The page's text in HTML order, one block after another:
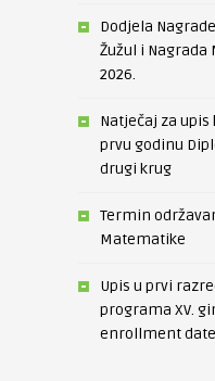
Dodjela
Žužul i
2026.
Natječaj za upis
prvu godinu
drugi krug
Termin
Matematike
Upis u prvi
programa XV.
enrollment date